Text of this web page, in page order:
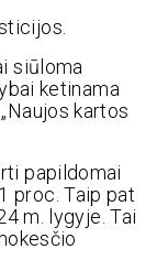
siūloma
ketinama
kartos
papildomai
proc. Taip pat
m. lygyje. Tai